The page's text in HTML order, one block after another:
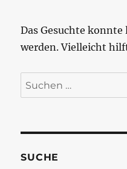
Das Gesuchte
werden. Vielleicht
Suchen
nach:
SUCHE